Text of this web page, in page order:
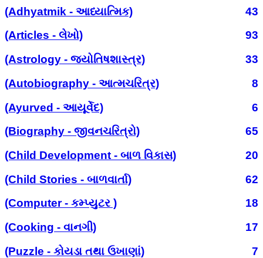
(Adhyatmik - આધ્યાત્મિક)
43
(Articles - લેખો)
93
(Astrology - જ્યોતિષશાસ્ત્ર)
33
(Autobiography - આત્મચરિત્ર)
8
(Ayurved - આયૂર્વેદ)
6
(Biography - જીવનચરિત્રો)
65
(Child Development - બાળ વિકાસ)
20
(Child Stories - બાળવાર્તા)
62
(Computer - કમ્પ્યુટર )
18
(Cooking - વાનગી)
17
(Puzzle - કોયડા તથા ઉખાણાં)
7